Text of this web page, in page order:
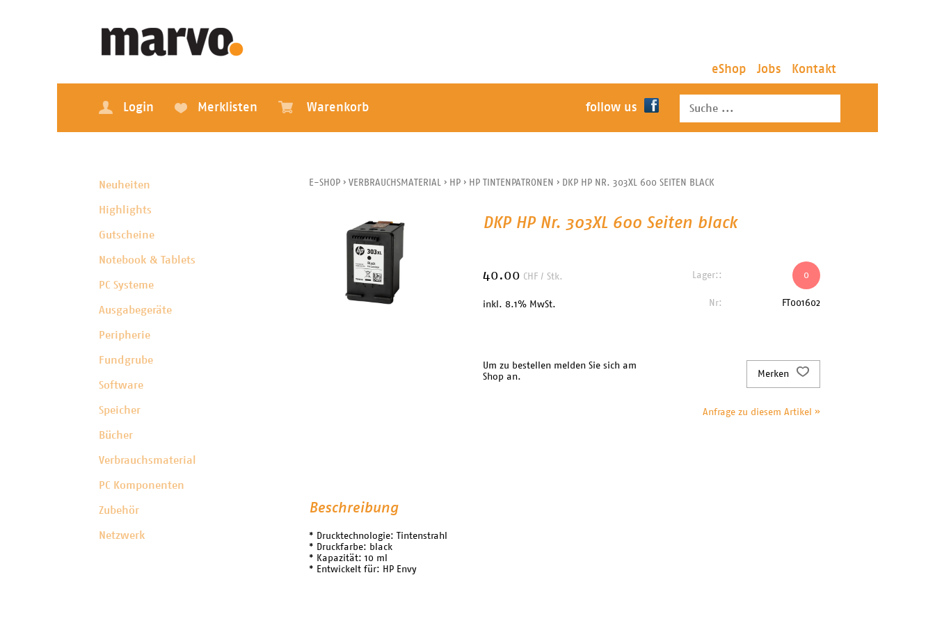
eShop Jobs Kontakt
Login Merklisten Warenkorb follow us
Neuheiten
Highlights
Gutscheine
Notebook & Tablets
PC Systeme
Ausgabegeräte
Peripherie
Fundgrube
Software
Speicher
Bücher
Verbrauchsmaterial
PC Komponenten
Zubehör
Netzwerk
E-SHOP › VERBRAUCHSMATERIAL › HP › HP TINTENPATRONEN › DKP HP NR. 303XL 600 SEITEN BLACK
DKP HP Nr. 303XL 600 Seiten black
40.00 CHF / Stk.
inkl. 8.1% MwSt.
Lager:: 0
Nr: FT001602
Um zu bestellen melden Sie sich am
Shop an.
Merken
Anfrage zu diesem Artikel »
Beschreibung
* Drucktechnologie: Tintenstrahl
* Druckfarbe: black
* Kapazität: 10 ml
* Entwickelt für: HP Envy